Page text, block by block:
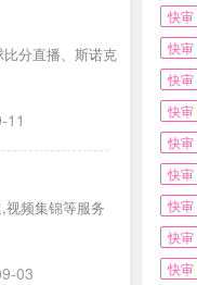
分直播、斯诺克
11
频集锦等服务
03
快审
快审
快审
快审
快审
快审
快审
快审
快审